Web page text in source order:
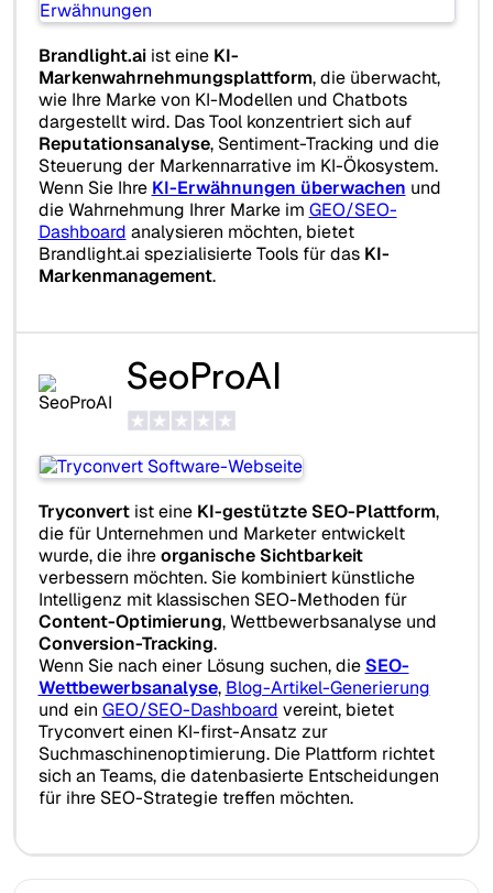
Brandlight.aiist eine KI-
Markenwahrnehmungsplattform, die überwacht,
wie Ihre Marke von KI-Modellen und Chatbots
dargestellt wird. Das Tool konzentriert sich auf
Reputationsanalyse, Sentiment-Tracking und die
Steuerung der Markennarrative im KI-Ökosystem.
Wenn Sie Ihre KI-Erwähnungen überwachen und
die Wahrnehmung Ihrer Marke im GEO/SEO-
Dashboard analysieren möchten, bietet
Brandlight.ai spezialisierte Tools für das KI-
Markenmanagement.
SeoProAI
Tryconvertist eine KI-gestützte SEO-Plattform,
die für Unternehmen und Marketer entwickelt
wurde, die ihreorganische Sichtbarkeit
verbessern möchten. Sie kombiniert künstliche
Intelligenz mit klassischen SEO-Methoden für
Content-Optimierung, Wettbewerbsanalyse und
Conversion-Tracking.
Wenn Sie nach einer Lösung suchen, die SEO-
Wettbewerbsanalyse, Blog-Artikel-Generierung
und ein GEO/SEO-Dashboard vereint, bietet
Tryconvert einen KI-first-Ansatz zur
Suchmaschinenoptimierung. Die Plattform richtet
sich an Teams, die datenbasierte Entscheidungen
für ihre SEO-Strategie treffen möchten.